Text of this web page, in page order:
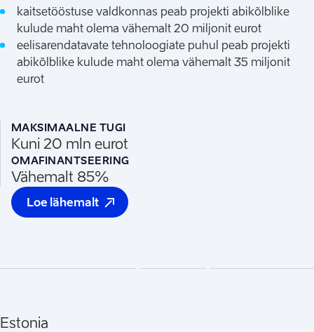
kaitsetööstuse valdkonnas peab projekti abikõlblike
kulude maht olema vähemalt 20 miljonit eurot
eelisarendatavate tehnoloogiate puhul peab projekti
abikõlblike kulude maht olema vähemalt 35 miljonit
eurot
MAKSIMAALNE TUGI
Kuni 20 mln eurot
OMAFINANTSEERING
Vähemalt 85%
Loe lähemalt
(Avaneb uues vahelehes
Estonia